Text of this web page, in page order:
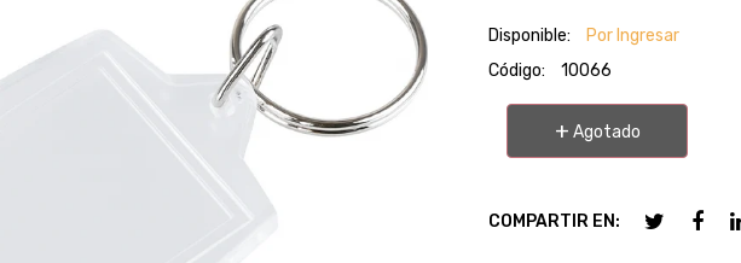
Disponible:
Por Ingresar
Código:
10066
+ Agotado
COMPARTIR EN: